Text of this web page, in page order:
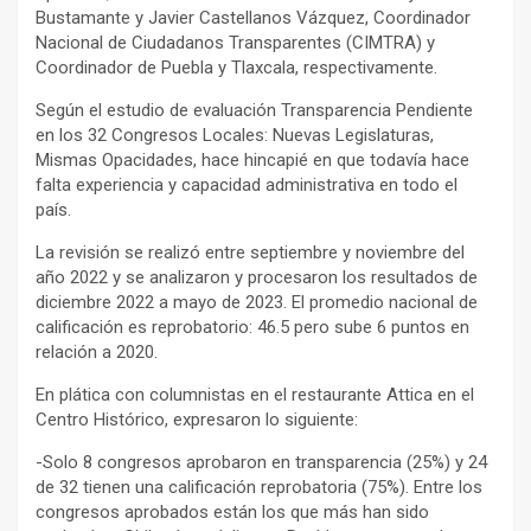
Bustamante y Javier Castellanos Vázquez, Coordinador
Nacional de Ciudadanos Transparentes (CIMTRA) y
Coordinador de Puebla y Tlaxcala, respectivamente.
Según el estudio de evaluación Transparencia Pendiente
en los 32 Congresos Locales: Nuevas Legislaturas,
Mismas Opacidades, hace hincapié en que todavía hace
falta experiencia y capacidad administrativa en todo el
país.
La revisión se realizó entre septiembre y noviembre del
año 2022 y se analizaron y procesaron los resultados de
diciembre 2022 a mayo de 2023. El promedio nacional de
calificación es reprobatorio: 46.5 pero sube 6 puntos en
relación a 2020.
En plática con columnistas en el restaurante Attica en el
Centro Histórico, expresaron lo siguiente:
-Solo 8 congresos aprobaron en transparencia (25%) y 24
de 32 tienen una calificación reprobatoria (75%). Entre los
congresos aprobados están los que más han sido